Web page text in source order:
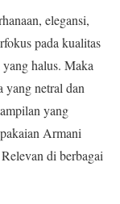
elegansi,
pada kualitas
halus. Maka
yang netral dan
yang
Armani
di berbagai